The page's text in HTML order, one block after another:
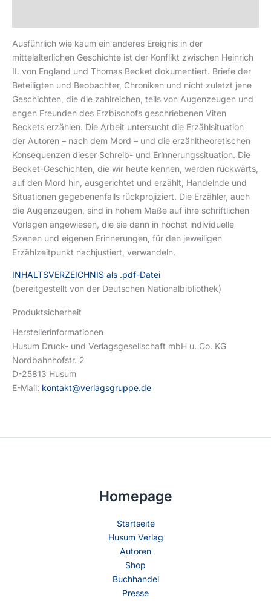
Ausführlich wie kaum ein anderes Ereignis in der
mittelalterlichen Geschichte ist der Konflikt zwischen Heinrich
II. von England und Thomas Becket dokumentiert. Briefe der
Beteiligten und Beobachter, Chroniken und nicht zuletzt jene
Geschichten, die die zahlreichen, teils von Augenzeugen und
engen Freunden des Erzbischofs geschriebenen Viten
Beckets erzählen. Die Arbeit untersucht die Erzählsituation
der Autoren – nach dem Mord – und die erzähltheoretischen
Konsequenzen dieser Schreib- und Erinnerungssituation. Die
Becket-Geschichten, die wir heute kennen, werden rückwärts,
auf den Mord hin, ausgerichtet und erzählt, Handelnde und
Situationen gegebenenfalls rückprojiziert. Die Erzähler, auch
die Augenzeugen, sind in hohem Maße auf ihre schriftlichen
Vorlagen angewiesen, die sie dann in höchst individuelle
Szenen und eigenen Erinnerungen, für den jeweiligen
Erzählzeitpunkt nachjustiert, verwandeln.
INHALTSVERZEICHNIS als .pdf-Datei
(bereitgestellt von der Deutschen Nationalbibliothek)
Produktsicherheit
Herstellerinformationen
Husum Druck- und Verlagsgesellschaft mbH u. Co. KG
Nordbahnhofstr. 2
D-25813 Husum
E-Mail: kontakt@verlagsgruppe.de
Homepage
Startseite
Husum Verlag
Autoren
Shop
Buchhandel
Presse